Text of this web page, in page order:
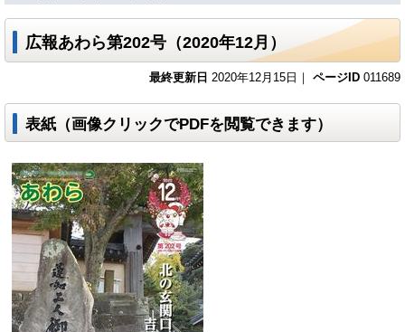
広報あわら第202号（2020年12月）
最終更新日 2020年12月15日｜ ページID 011689
表紙（画像クリックでPDFを閲覧できます）